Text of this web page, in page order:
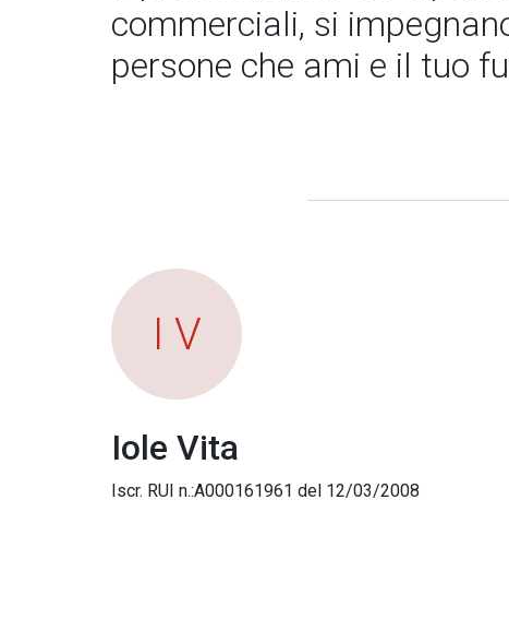
commerciali, si
persone che ami e il tuo
I V
Iole Vita
Iscr. RUI n.:A000161961 del 12/03/2008